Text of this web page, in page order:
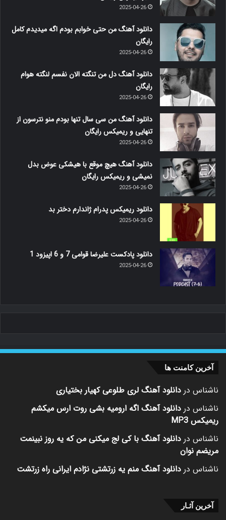
2025-04-26
دانلود آهنگ من حتی خوابم بودم اگه میدیدم کامل
رایگان
2025-04-26
دانلود آهنگ دل من تنگته الان نفسم لنگته هوام
رایگان
2025-04-26
دانلود آهنگ من سی سال تنها بودم منو نترسون از
تنهایی و ریمیکس رایگان
2025-04-26
دانلود آهنگ هیچ موقع با هیشکی عوض بدل
نمیشی و ریمیکس رایگان
2025-04-26
دانلود ریمیکس پدرام ژاندارم دختر بد
2025-04-26
دانلود پادکست علیرضا قوامی 7 و 6 اپیزود 1
2025-04-26
آخرین کامنت ها
ناشناس در دانلود آهنگ لری طلوعی کهیار بختیاری
ناشناس در دانلود آهنگ اگه ارومیه بشی روت ارس میکشم
ریمیکس MP3
ناشناس در دانلود آهنگ با کی لج میکنی من که یه روز نبینمت
مریضم نوان
ناشناس در دانلود آهنگ منم یه زرتشتی نژادم ایرانی راه زرتشت
آخرین آثـار